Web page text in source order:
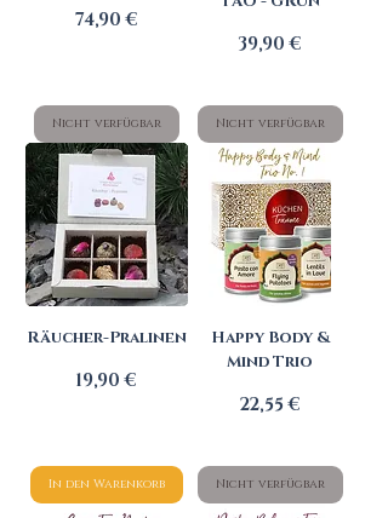
Preis
74,90 €
Nicht verfügbar
Preis
39,90 €
Nicht verfügbar
Räucher-Pralinen
Preis
19,90 €
In den Warenkorb
Happy Body &
Mind Trio
Preis
22,55 €
Nicht verfügbar